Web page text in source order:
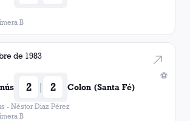
B
⚽
de 1983
2 | 2 Colon (Santa Fé)
- Néstor Diaz Pérez
B